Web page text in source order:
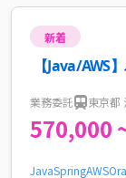
新着
【Java/AWS
業務委託 東京都
570,000
JavaSpringAWS